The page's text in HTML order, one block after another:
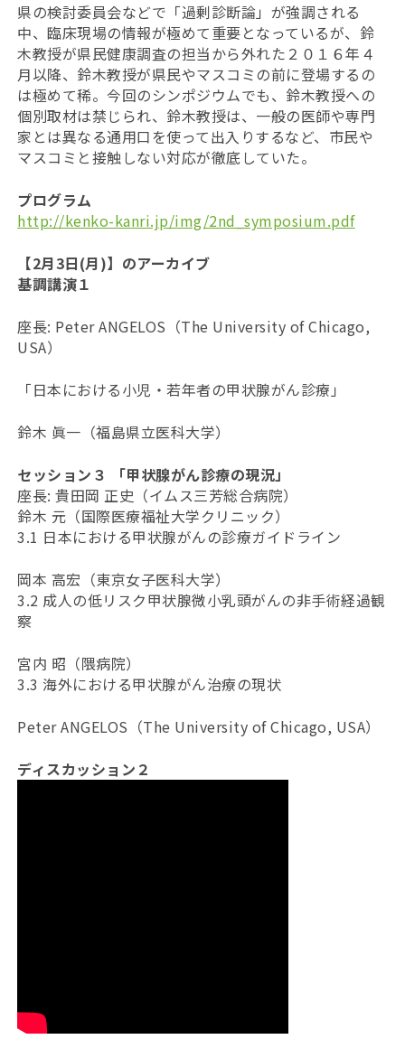
県の検討委員会などで「過剰診断論」が強調される
中、臨床現場の情報が極めて重要となっているが、鈴
木教授が県民健康調査の担当から外れた２０１６年４
月以降、鈴木教授が県民やマスコミの前に登場するの
は極めて稀。今回のシンポジウムでも、鈴木教授への
個別取材は禁じられ、鈴木教授は、一般の医師や専門
家とは異なる通用口を使って出入りするなど、市民や
マスコミと接触しない対応が徹底していた。
プログラム
http://kenko-kanri.jp/img/2nd_symposium.pdf
【2月3日(月)】のアーカイブ
基調講演１
座長: Peter ANGELOS（The University of Chicago,
USA）
「日本における小児・若年者の甲状腺がん診療」
鈴木 眞一（福島県立医科大学）
セッション３ 「甲状腺がん診療の現況」
座長: 貴田岡 正史（イムス三芳総合病院）
鈴木 元（国際医療福祉大学クリニック）
3.1 日本における甲状腺がんの診療ガイドライン
岡本 高宏（東京女子医科大学）
3.2 成人の低リスク甲状腺微小乳頭がんの非手術経過観
察
宮内 昭（隈病院）
3.3 海外における甲状腺がん治療の現状
Peter ANGELOS（The University of Chicago, USA）
ディスカッション２